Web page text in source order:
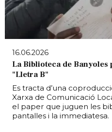
16.06.2026
La Biblioteca de
"Lletra B"
Es tracta d’una
Xarxa de Comunicació
el paper que juguen les
pantalles i la immediatesa.